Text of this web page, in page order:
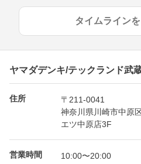
タイムライン
ヤマダデンキ/テックランド武
住所
〒211-0041
神奈川県川崎市中原
エツ中原店3F
営業時間 10:00〜20:00